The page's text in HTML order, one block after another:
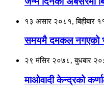
१३ असार २०८१, बिहीबार
समयमै दमकल नगएको
२९ मंसिर २०७८, बुधबार
माओवादी केन्द्रको